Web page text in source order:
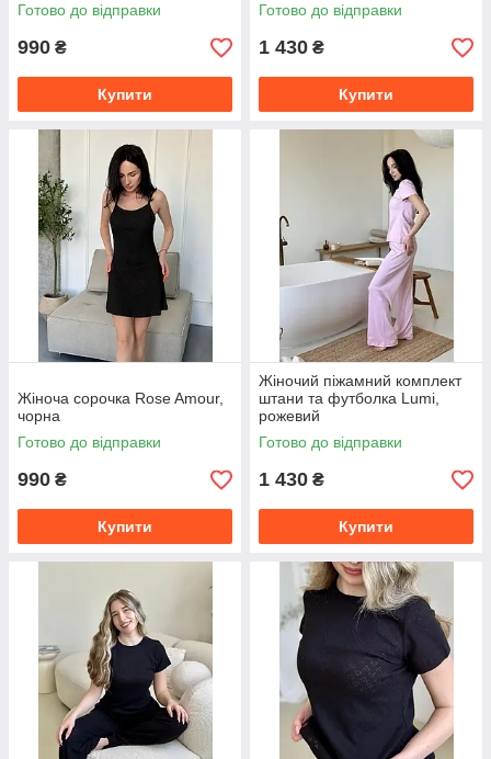
Готово до відправки
990 ₴
Купити
Готово до відправки
1 430 ₴
Купити
Жіноча сорочка Rose Amour,
чорна
Готово до відправки
990 ₴
Купити
Жіночий піжамний комплект
штани та футболка Lumi,
рожевий
Готово до відправки
1 430 ₴
Купити